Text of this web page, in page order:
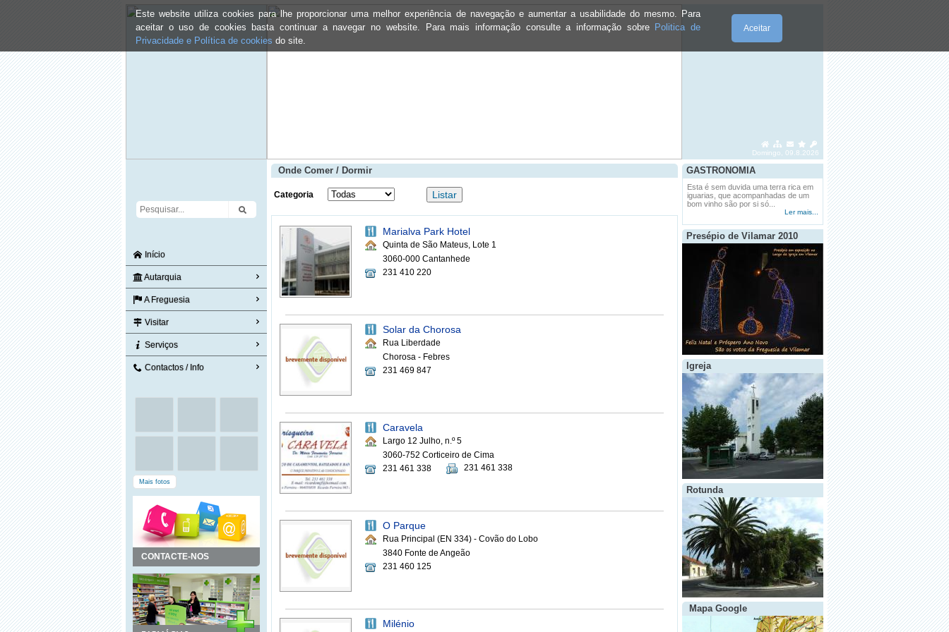
Este website utiliza cookies para lhe proporcionar uma melhor experiência de navegação e aumentar a usabilidade do mesmo. Para
aceitar o uso de cookies basta continuar a navegar no website. Para mais informação consulte a informação sobre Politica de
Privacidade e Política de cookies do site.
Aceitar
Domingo, 09.8.2026
Início
Autarquia
A Freguesia
Visitar
Serviços
Contactos / Info
Mais fotos
CONTACTE-NOS
Onde Comer / Dormir
Categoria
Marialva Park Hotel
Quinta de São Mateus, Lote 1
3060-000 Cantanhede
231 410 220
Solar da Chorosa
Rua Liberdade
Chorosa - Febres
231 469 847
Caravela
Largo 12 Julho, n.º 5
3060-752 Corticeiro de Cima
231 461 338
231 461 338
O Parque
Rua Principal (EN 334) - Covão do Lobo
3840 Fonte de Angeão
231 460 125
Milénio
GASTRONOMIA
Esta é sem duvida uma terra rica em
iguarias, que acompanhadas de um
bom vinho são por si só...
Ler mais...
Presépio de Vilamar 2010
Igreja
Rotunda
Mapa Google